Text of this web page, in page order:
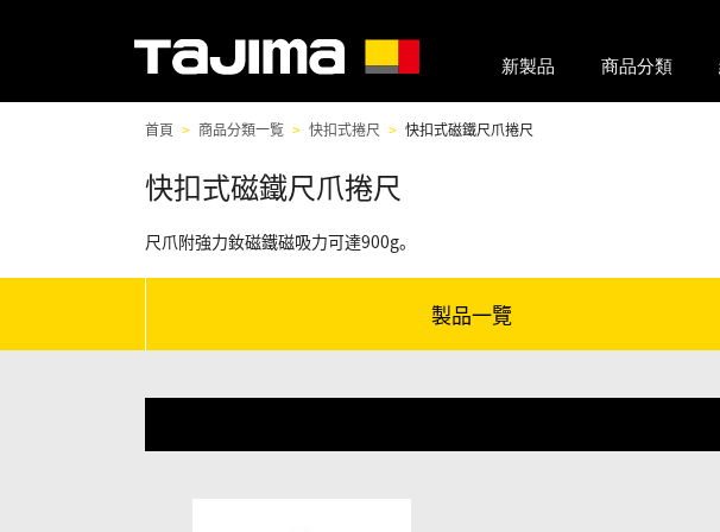
新製品 商品分類
首頁 商品分類一覧 快扣式捲尺 快扣式磁鐵尺爪捲尺
快扣式磁鐵尺爪捲尺
尺爪附強力釹磁鐵磁吸力可達900g。
製品一覽